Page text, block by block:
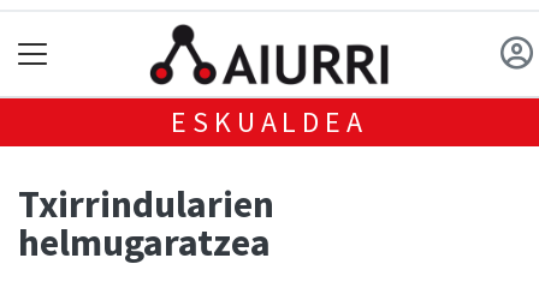
ESKUALDEA
Txirrindularien
helmugaratzea